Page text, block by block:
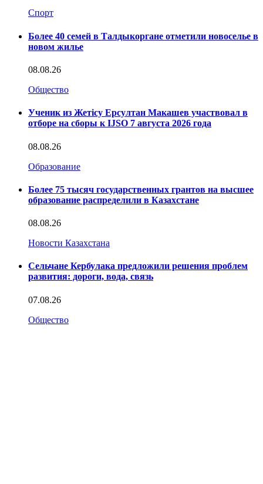
Спорт
Более 40 семей в Талдыкоргане отметили новоселье в
новом жилье
08.08.26
Общество
Ученик из Жетісу Ерсултан Макашев участвовал в
отборе на сборы к IJSO 7 августа 2026 года
08.08.26
Образование
Более 75 тысяч государственных грантов на высшее
образование распределили в Казахстане
08.08.26
Новости Казахстана
Сельчане Кербулака предложили решения проблем
развития: дороги, вода, связь
07.08.26
Общество